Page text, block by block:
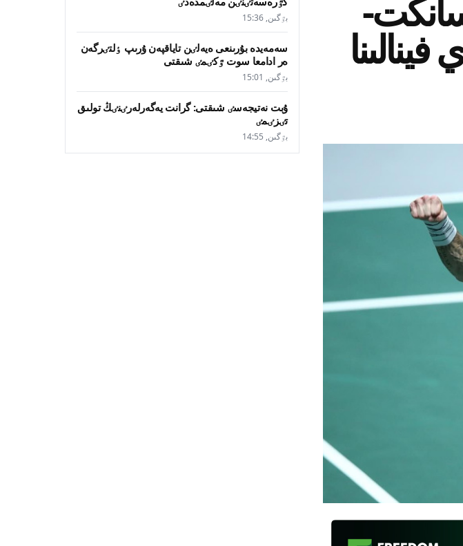
بٷگىن, 15:36
سەمەيدە بۇرىنعى ەيەلٸن تاياقپەن ۇرىپ ٶلتٸرگەن
ەر ادامعا سوت ٷكٸمٸ شىقتى
بٷگىن, 15:01
ۇبت نەتيجەسٸ شىقتى: گرانت يەگەرلەرٸنٸڭ تولىق
تٸزٸمٸ
بٷگىن, 14:55